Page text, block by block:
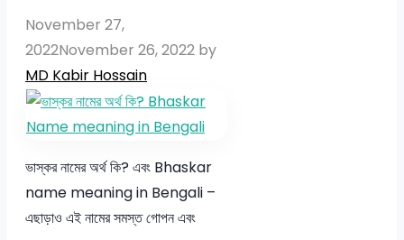
November 27,
2022November 26, 2022 by
MD Kabir Hossain
ভাস্কর নামের অর্থ কি? এবং Bhaskar
name meaning in Bengali –
এছাড়াও এই নামের সমস্ত গোপন এবং